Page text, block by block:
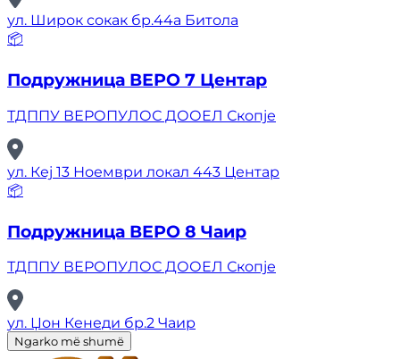
ул. Широк сокак бр.44а Битола
📦
Подружница ВЕРО 7 Центар
ТДППУ ВЕРОПУЛОС ДООЕЛ Скопје
ул. Кеј 13 Ноември локал 443 Центар
📦
Подружница ВЕРО 8 Чаир
ТДППУ ВЕРОПУЛОС ДООЕЛ Скопје
ул. Џон Кенеди бр.2 Чаир
Ngarko më shumë